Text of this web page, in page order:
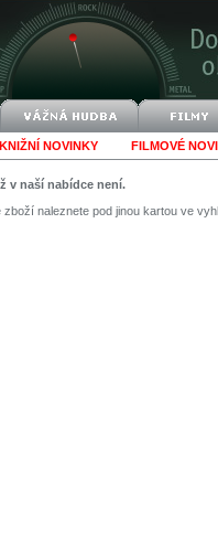
KNIŽNÍ NOVINKY FILMOVÉ
v naší nabídce není.
zboží naleznete pod jinou kartou ve